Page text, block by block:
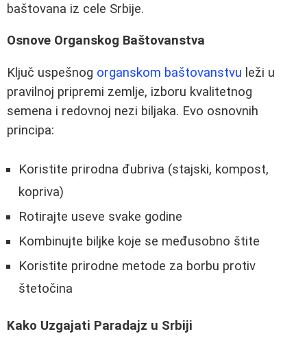
baštovana iz cele Srbije.
Osnove Organskog Baštovanstva
Ključ uspešnog organskom baštovanstvu leži u
pravilnoj pripremi zemlje, izboru kvalitetnog
semena i redovnoj nezi biljaka. Evo osnovnih
principa:
Koristite prirodna đubriva (stajski, kompost,
kopriva)
Rotirajte useve svake godine
Kombinujte biljke koje se međusobno štite
Koristite prirodne metode za borbu protiv
štetočina
Kako Uzgajati Paradajz u Srbiji